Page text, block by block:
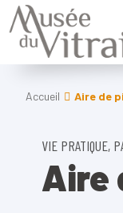
Accueil Aire de
VIE PRATIQUE,
Aire